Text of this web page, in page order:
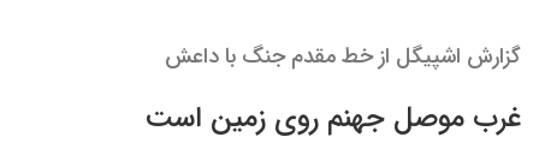
گزارش اشپیگل از خط مقدم جنگ با داعش
غرب موصل جهنم روی زمین است